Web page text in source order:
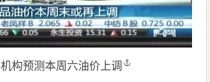
机构预测本周六油价上调